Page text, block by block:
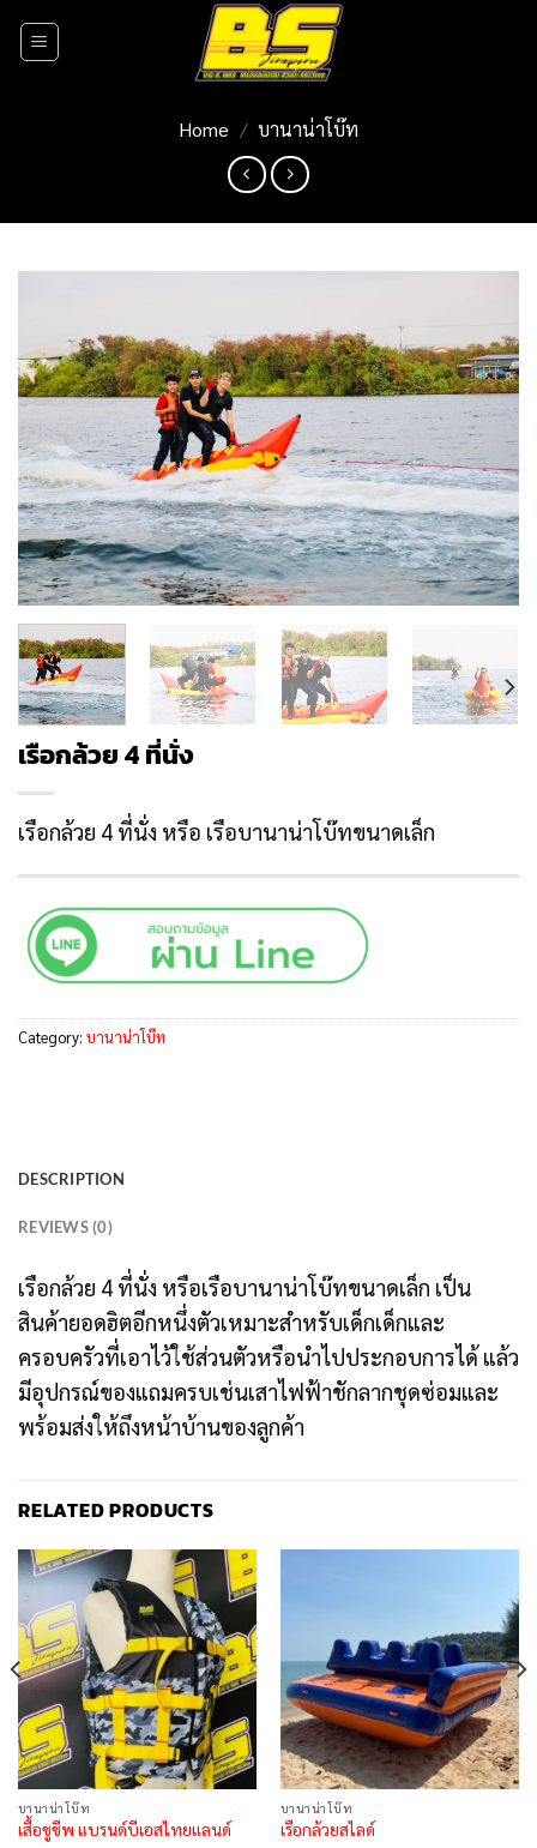
Home / บานาน่าโบ๊ท
เรือกล้วย 4 ที่นั่ง
เรือกล้วย 4 ที่นั่ง หรือ เรือบานาน่าโบ๊ทขนาดเล็ก
Category: บานาน่าโบ๊ท
DESCRIPTION
REVIEWS (0)
เรือกล้วย 4 ที่นั่ง หรือเรือบานาน่าโบ๊ทขนาดเล็ก เป็น
สินค้ายอดฮิตอีกหนึ่งตัวเหมาะสำหรับเด็กเด็กและ
ครอบครัวที่เอาไว้ใช้ส่วนตัวหรือนำไปประกอบการได้ แล้ว
มีอุปกรณ์ของแถมครบเช่นเสาไฟฟ้าชักลากชุดซ่อมและ
พร้อมส่งให้ถึงหน้าบ้านของลูกค้า
RELATED PRODUCTS
บานาน่าโบ๊ท
เสื้อชูชีพ แบรนด์บีเอสไทยแลนด์
บานาน่าโบ๊ท
เรือกล้วยสไลด์